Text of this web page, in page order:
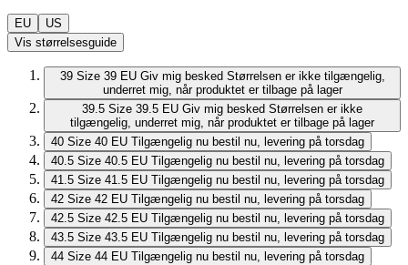
EU
US
Vis størrelsesguide
39 Size 39 EU Giv mig besked Størrelsen er ikke tilgængelig,
underret mig, når produktet er tilbage på lager
39.5 Size 39.5 EU Giv mig besked Størrelsen er ikke
tilgængelig, underret mig, når produktet er tilbage på lager
40 Size 40 EU Tilgængelig nu bestil nu, levering på torsdag
40.5 Size 40.5 EU Tilgængelig nu bestil nu, levering på torsdag
41.5 Size 41.5 EU Tilgængelig nu bestil nu, levering på torsdag
42 Size 42 EU Tilgængelig nu bestil nu, levering på torsdag
42.5 Size 42.5 EU Tilgængelig nu bestil nu, levering på torsdag
43.5 Size 43.5 EU Tilgængelig nu bestil nu, levering på torsdag
44 Size 44 EU Tilgængelig nu bestil nu, levering på torsdag